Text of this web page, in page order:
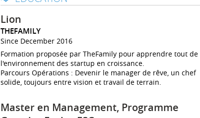
Lion
THEFAMILY
Since December 2016
Formation proposée par TheFamily pour apprendre tout de
l'environnement des startup en croissance.
Parcours Opérations : Devenir le manager de rêve, un chef
solide, toujours entre vision et travail de terrain.
Master en Management, Programme